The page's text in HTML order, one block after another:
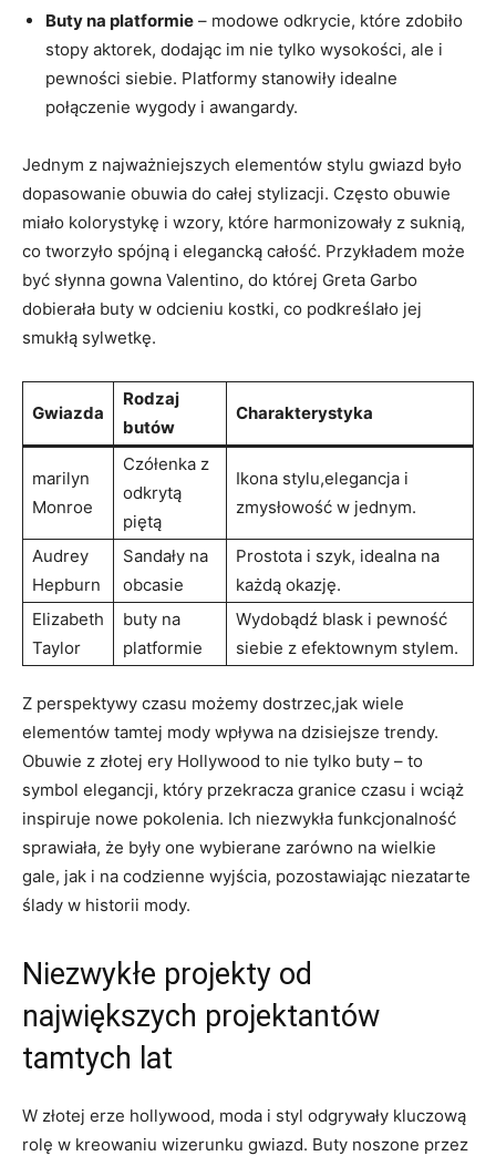
Buty na platformie – modowe odkrycie, które zdobiło
stopy aktorek, dodając im nie tylko wysokości, ale i
pewności siebie. Platformy stanowiły idealne
połączenie wygody i awangardy.
Jednym z najważniejszych elementów stylu gwiazd było
dopasowanie obuwia do całej stylizacji. Często obuwie
miało kolorystykę i wzory, które harmonizowały z suknią,
co tworzyło spójną i elegancką całość. Przykładem może
być słynna gowna Valentino, do której Greta Garbo
dobierała buty w odcieniu kostki, co podkreślało jej
smukłą sylwetkę.
Gwiazda
Rodzaj
butów
Charakterystyka
marilyn
Monroe
Czółenka z
odkrytą
piętą
Ikona stylu,elegancja i
zmysłowość w jednym.
Audrey
Hepburn
Sandały na
obcasie
Prostota i szyk, idealna na
każdą okazję.
Elizabeth
Taylor
buty na
platformie
Wydobądź blask i pewność
siebie z efektownym stylem.
Z perspektywy czasu możemy dostrzec,jak wiele
elementów tamtej mody wpływa na dzisiejsze trendy.
Obuwie z złotej ery Hollywood to nie tylko buty – to
symbol elegancji, który przekracza granice czasu i wciąż
inspiruje nowe pokolenia. Ich niezwykła funkcjonalność
sprawiała, że były one wybierane zarówno na wielkie
gale, jak i na codzienne wyjścia, pozostawiając niezatarte
ślady w historii mody.
Niezwykłe projekty od
największych projektantów
tamtych lat
W złotej erze hollywood, moda i styl odgrywały kluczową
rolę w kreowaniu wizerunku gwiazd. Buty noszone przez